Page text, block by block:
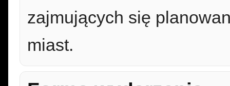
zajmujących się
miast.